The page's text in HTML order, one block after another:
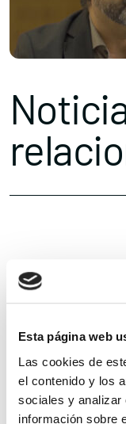
Esta página web
Las cookies de
el contenido y los
sociales y analizar
información sobre